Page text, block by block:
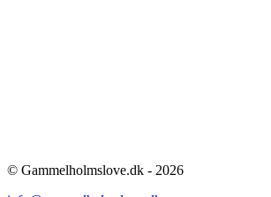
© Gammelholmslove.dk - 2026